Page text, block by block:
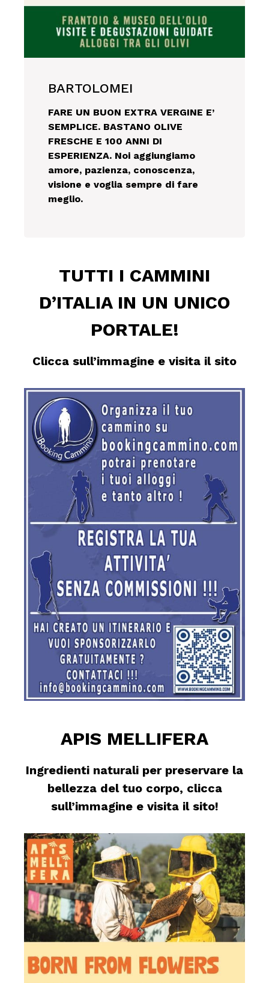
BARTOLOMEI
FARE UN BUON EXTRA VERGINE E’
SEMPLICE. BASTANO OLIVE
FRESCHE E 100 ANNI DI
ESPERIENZA. Noi aggiungiamo
amore, pazienza, conoscenza,
visione e voglia sempre di fare
meglio.
TUTTI I CAMMINI
D’ITALIA IN UN UNICO
PORTALE!
Clicca sull’immagine e visita il sito
APIS MELLIFERA
Ingredienti naturali per preservare la
bellezza del tuo corpo, clicca
sull’immagine e visita il sito!